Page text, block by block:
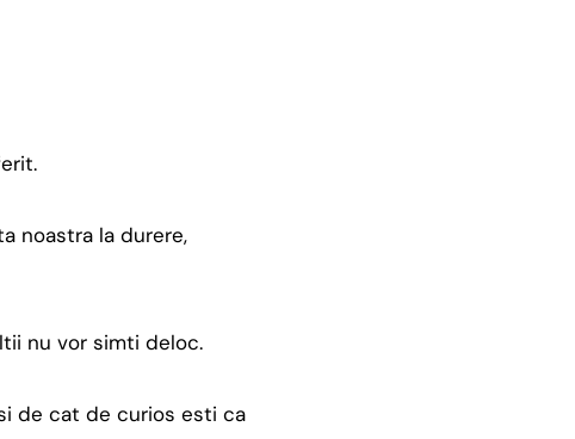
noastra la durere,
nu vor simti deloc.
de cat de curios esti ca